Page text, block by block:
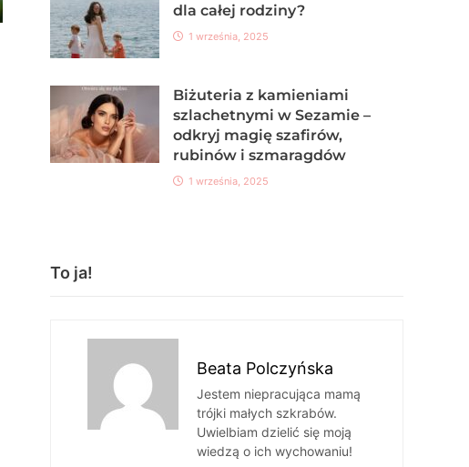
dla całej rodziny?
1 września, 2025
Biżuteria z kamieniami
szlachetnymi w Sezamie –
odkryj magię szafirów,
rubinów i szmaragdów
1 września, 2025
To ja!
Beata Polczyńska
Jestem niepracująca mamą
trójki małych szkrabów.
Uwielbiam dzielić się moją
wiedzą o ich wychowaniu!